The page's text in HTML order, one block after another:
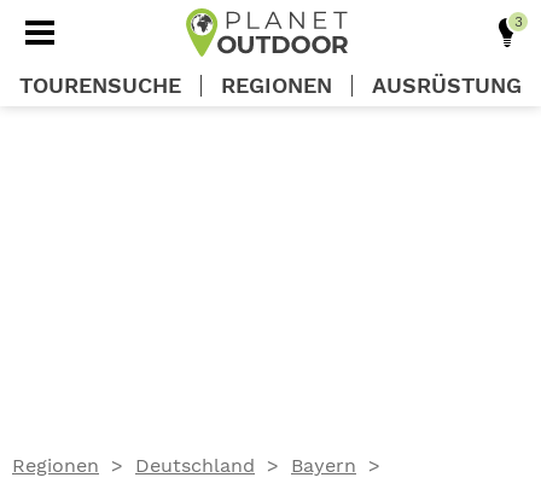
Regionen Deutschland
Bayern
TOURENSUCHE REGIONEN AUSRÜSTUNG